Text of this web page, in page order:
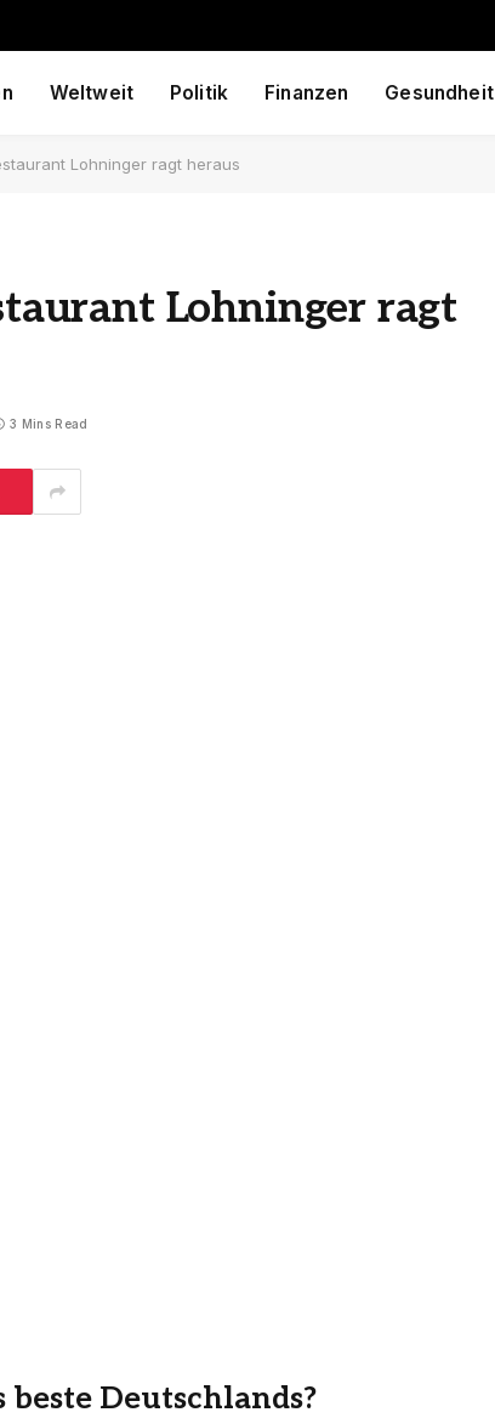
Weltweit Politik Finanzen Gesundheit
Lohninger ragt heraus
Lohninger ragt
3 Mins Read
beste Deutschlands?